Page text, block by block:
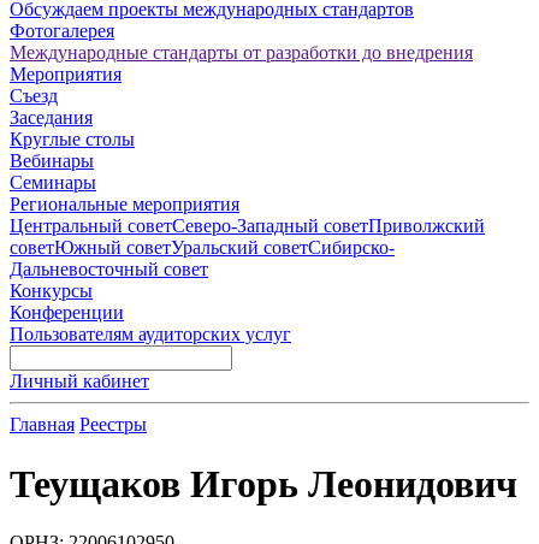
Обсуждаем проекты международных стандартов
Фотогалерея
Международные стандарты от разработки до внедрения
Мероприятия
Съезд
Заседания
Круглые столы
Вебинары
Семинары
Региональные мероприятия
Центральный советСеверо-Западный советПриволжский
советЮжный советУральский советСибирско-
Дальневосточный совет
Конкурсы
Конференции
Пользователям аудиторских услуг
Личный кабинет
Главная Реестры
Теущаков Игорь Леонидович